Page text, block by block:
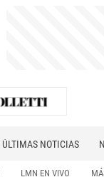
ÚLTIMAS NOTICIAS
LMN EN VIVO